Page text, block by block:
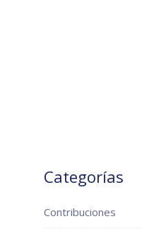
Categorías
Contribuciones